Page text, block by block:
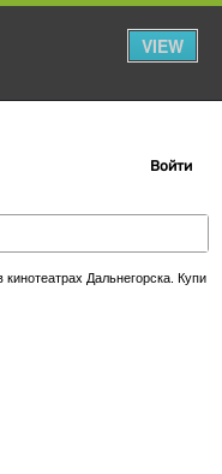
VIEW
Войти
Дальнегорска. Купить билеты!